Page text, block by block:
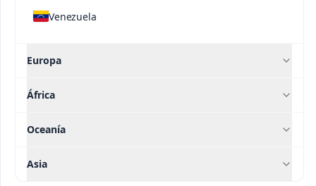
Venezuela
Europa
África
Oceanía
Asia
producto.”
Soluciones